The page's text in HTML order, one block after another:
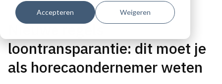
Accepteren Weigeren
Gepubliceerd op: 11 maart 2026
Nieuwe regels
loontransparantie: dit moet je
als horecaondernemer weten